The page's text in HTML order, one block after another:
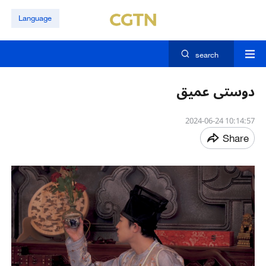
Language
search
دوستی عمیق
10:14:57 2024-06-24
Share